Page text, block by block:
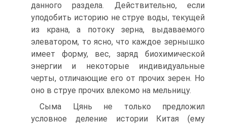
данного раздела. Действи­тельно, если
уподобить историю не струе воды, текущей
из крана, а потоку зерна, выдаваемого
элеватором, то ясно, что каждое зернышко
имеет форму, вес, заряд биохимиче­ской
энергии и некоторые индивидуальные
черты, отличаю­щие его от прочих зерен. Но
оно в струе прочих влекомо на мельницу.
Сыма Цянь не только предложил
условное деление исто­рии Китая (ему